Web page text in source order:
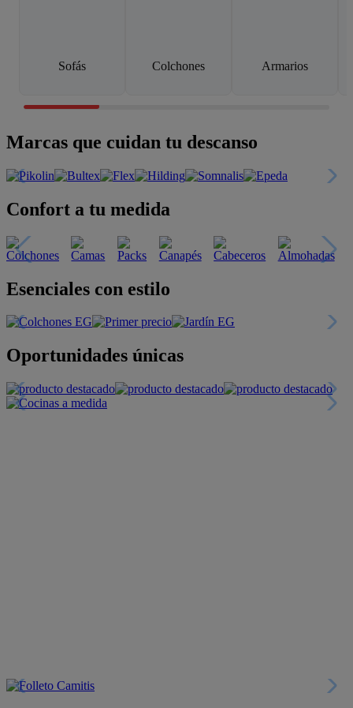
Sofás Colchones Armarios
Marcas que cuidan tu descanso
Confort a tu medida
Esenciales con estilo
Oportunidades únicas